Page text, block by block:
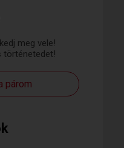
meg vele!
történetedet!
párom